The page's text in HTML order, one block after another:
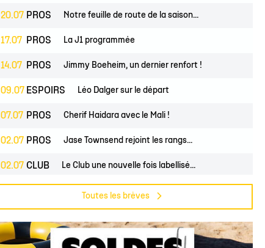
20.07 PROS Notre feuille de route de la saison...
17.07 PROS La J1 programmée
14.07 PROS Jimmy Boeheim, un dernier renfort !
09.07 ESPOIRS Léo Dalger sur le départ
07.07 PROS Cherif Haidara avec le Mali !
02.07 PROS Jase Townsend rejoint les rangs...
02.07 CLUB Le Club une nouvelle fois labellisé...
L'Asso est à la recherche de trois...
Toutes les brèves